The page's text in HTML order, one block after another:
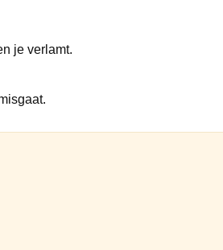
je verlamt.